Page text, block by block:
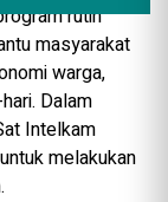
rutin
masyarakat
warga,
Dalam
Intelkam
melakukan